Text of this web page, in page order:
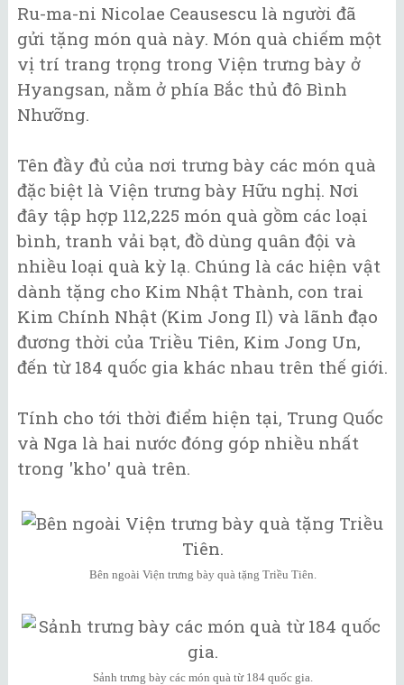
Ru-ma-ni Nicolae Ceausescu là người đã
gửi tặng món quà này. Món quà chiếm một
vị trí trang trọng trong Viện trưng bày ở
Hyangsan, nằm ở phía Bắc thủ đô Bình
Nhưỡng.
Tên đầy đủ của nơi trưng bày các món quà
đặc biệt là Viện trưng bày Hữu nghị. Nơi
đây tập hợp 112,225 món quà gồm các loại
bình, tranh vải bạt, đồ dùng quân đội và
nhiều loại quà kỳ lạ. Chúng là các hiện vật
dành tặng cho Kim Nhật Thành, con trai
Kim Chính Nhật (Kim Jong Il) và lãnh đạo
đương thời của Triều Tiên, Kim Jong Un,
đến từ 184 quốc gia khác nhau trên thế giới.
Tính cho tới thời điểm hiện tại, Trung Quốc
và Nga là hai nước đóng góp nhiều nhất
trong 'kho' quà trên.
Bên ngoài Viện trưng bày quà tặng Triều Tiên.
Sảnh trưng bày các món quà từ 184 quốc gia.